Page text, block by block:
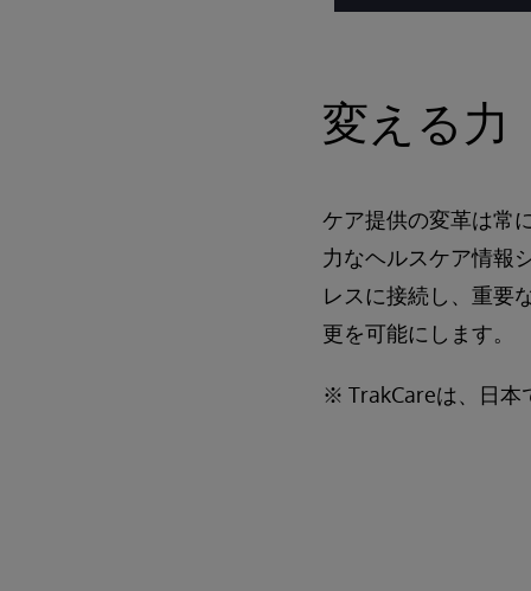
変える力
ケア提供の変革は常
力なヘルスケア情報
レスに接続し、重要
更を可能にします。
※ TrakCareは、日本